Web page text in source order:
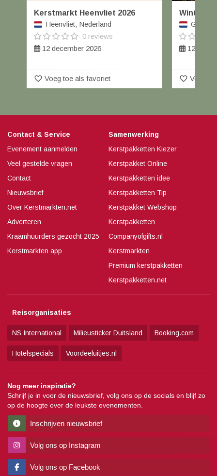
Kerstmarkt Heenvliet 2026
Heenvliet, Nederland
0 reviews
12 december 2026
favorite_border Voeg toe als favoriet
12
favorite_border Voeg
Contact & Service
Evenement aanmelden
Veel gestelde vragen
Contact
Nieuwsbrief
Over Kerstmarkten.net
Adverteren
Kraamhuurders gezocht 2025
Kerstmarkten app
Samenwerking
Kerstpakketten Kiezer
Kerstpakket Online
Kerstpakketten idee
Kerstpakketten Tip
Kerstpakket Webshop
Kerstpakketten
Companyofgifts.nl
Kerstmarkten
Premium kerstpakketten
Kerstpakketten.net
Reisorganisaties
NS International Milieusticker Duitsland Booking.com
Hotelspecials Voordeeluitjes.nl
Nog meer inspiratie?
Schrijf je in voor de nieuwsbrief, volg ons op de socials en blijf zo
op de hoogte over de leukste evenementen.
Inschrijven nieuwsbrief
Volg ons op Instagram
Volg ons op Facebook